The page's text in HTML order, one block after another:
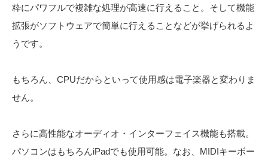
粋にパワフルで複雑な処理が高速に行えること。そして機能
拡張がソフトウェアで簡単に行えることなどが挙げられるよ
うです。
もちろん、CPUだからといって使用感は電子楽器と変わりま
せん。
さらに高性能なオーディオ・インターフェイス機能も搭載。
パソコンはもちろんiPadでも使用可能。なお、MIDIキーボー